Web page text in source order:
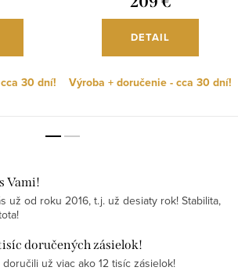
30 dní!
DETAIL
Výroba + doručenie - cca 30 dní!
Vami!
už od roku 2016, t.j. už desiaty rok! Stabilita,
doručených zásielok!
už viac ako 12 tisíc zásielok!